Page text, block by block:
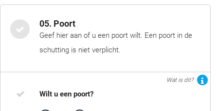
05. Poort
Geef hier aan of u een poort wilt. Een poort in de
schutting is niet verplicht.
Wat is dit?
Wilt u een poort?